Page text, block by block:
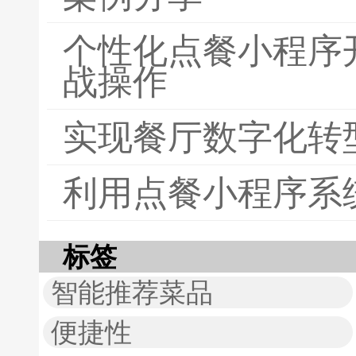
个性化点餐小程
战操作
实现餐厅数字化
利用点餐小程序
标签
智能推荐菜品
便捷性